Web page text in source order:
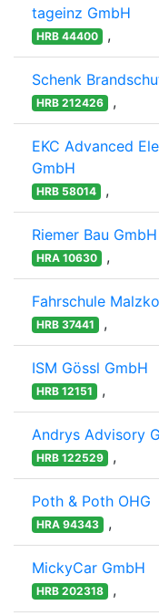
tageinz GmbH
HRB 44400 ,
Schenk
HRB 212426 ,
EKC Advanced
GmbH
HRB 58014 ,
Riemer Bau
HRA 10630 ,
Fahrschule
HRB 37441 ,
ISM Gössl GmbH
HRB 12151 ,
Andrys Advisory
HRB 122529 ,
Poth & Poth OHG
HRA 94343 ,
MickyCar GmbH
HRB 202318 ,